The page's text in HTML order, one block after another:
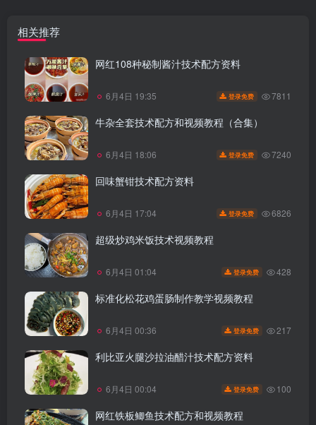
相关推荐
网红108种秘制酱汁技术配方资料
6月4日 19:35 登录免费 7811
牛杂全套技术配方和视频教程（合集）
6月4日 18:06 登录免费 7240
回味蟹钳技术配方资料
6月4日 17:04 登录免费 6826
超级炒鸡米饭技术视频教程
6月4日 01:04 登录免费 428
标准化松花鸡蛋肠制作教学视频教程
6月4日 00:36 登录免费 217
利比亚火腿沙拉油醋汁技术配方资料
6月4日 00:04 登录免费 100
网红铁板鲫鱼技术配方和视频教程